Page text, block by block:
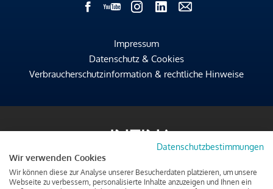
Impressum
Datenschutz & Cookies
Verbraucherschutzinformation & rechtliche Hinweise
Datenschutzbestimmungen
Wir verwenden Cookies
Wir können diese zur Analyse unserer Besucherdaten platzieren, um unsere
Webseite zu verbessern, personalisierte Inhalte anzuzeigen und Ihnen ein